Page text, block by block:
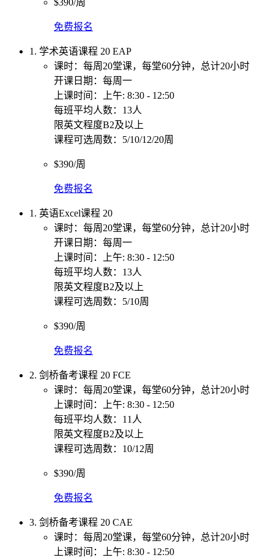
免费报名
1. 学术英语课程 20 EAP
课时：每周20堂课，每堂60分钟，总计20小时
开课日期：每周一
上课时间：上午: 8:30 - 12:50
每班平均人数：13人
限英文程度B2及以上
课程可选周数：5/10/12/20周
$390/周
免费报名
1. 英语Excel课程 20
课时：每周20堂课，每堂60分钟，总计20小时
开课日期：每周一
上课时间：上午: 8:30 - 12:50
每班平均人数：13人
限英文程度B2及以上
课程可选周数：5/10周
$390/周
免费报名
2. 剑桥备考课程 20 FCE
课时：每周20堂课，每堂60分钟，总计20小时
上课时间：上午: 8:30 - 12:50
每班平均人数：11人
限英文程度B2及以上
课程可选周数：10/12周
$390/周
免费报名
3. 剑桥备考课程 20 CAE
课时：每周20堂课，每堂60分钟，总计20小时
上课时间：上午: 8:30 - 12:50